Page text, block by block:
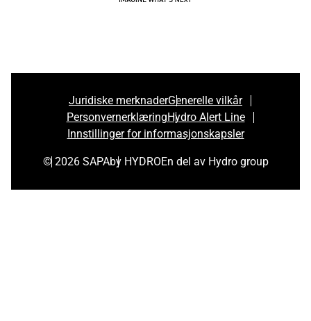
Juridiske merknaderGenerelle vilkår
PersonvernerklæringHydro Alert Line
Innstillinger for informasjonskapsler
© 2026 SAPAby HYDROEn del av Hydro group